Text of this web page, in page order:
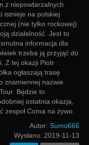
z niepowtarzalnych
istnieje na polskiej
(nie tylko rockowej)
działalność. Jest to
informacja dla
trzeba ją przyjąć do
Z tej okazji Piotr
ogłaszają trasę
znamiennej nazwie
Będzie to
ostatnia okazja,
zespoł Coma na żywo.
Autor: Sumo666
Wysłano: 2019-11-13